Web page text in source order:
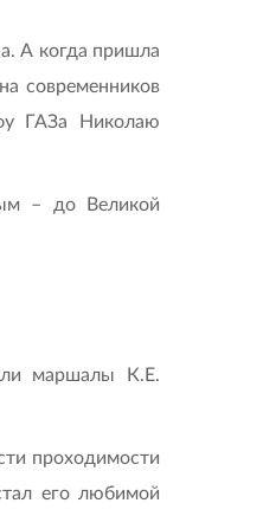
А когда пришла
современников
ГАЗа Николаю
– до Великой
маршалы К.Е.
проходимости
его любимой